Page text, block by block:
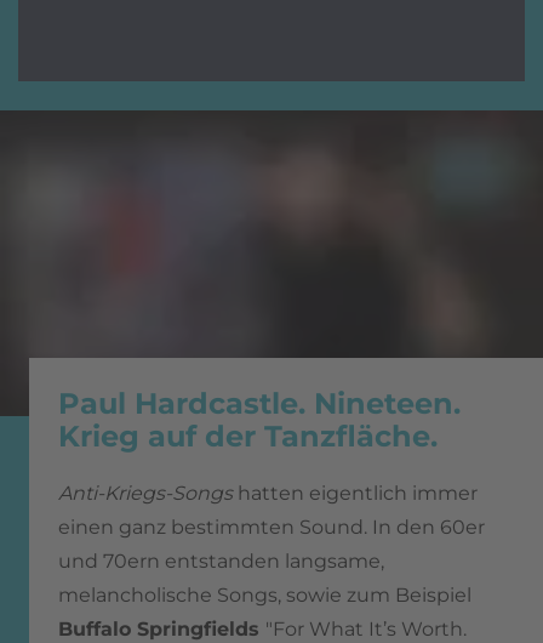
Paul Hardcastle. Nineteen.
Krieg auf der Tanzfläche.
Anti-Kriegs-Songshatten eigentlich immer
einen ganz bestimmten Sound. In den 60er
und 70ern entstanden langsame,
melancholische Songs, sowie zum Beispiel
Buffalo Springfields "For What It’s Worth.